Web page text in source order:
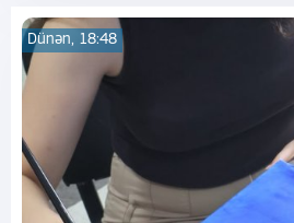
Dünən, 18:48